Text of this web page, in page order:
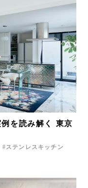
を読み解く 東京
ステンレスキッチン